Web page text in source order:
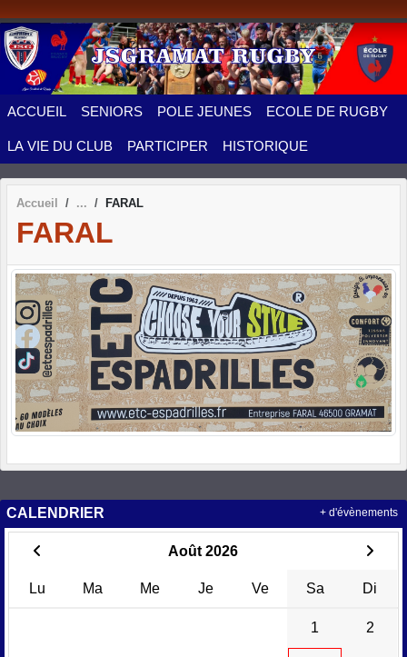
ACCUEIL SENIORS POLE JEUNES ECOLE DE RUGBY
LA VIE DU CLUB PARTICIPER HISTORIQUE
Accueil FARAL
FARAL
CALENDRIER
Août 2026
Lu Ma Me Je Ve Sa Di
1 2
+ d'évènements